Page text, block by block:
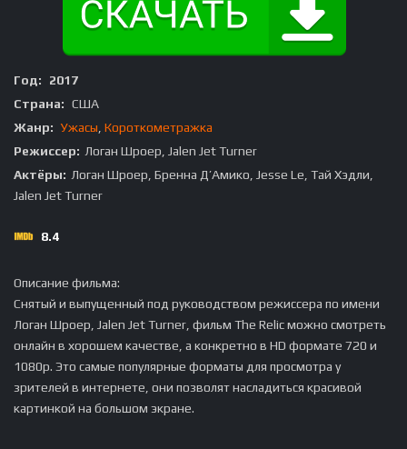
Год:
2017
Страна: США
Жанр: Ужасы Короткометражка
Режиссер: Логан Шроер, Jalen Jet Turner
Актёры: Логан Шроер, Бренна Д’Амико, Jesse Le, Тай Хэдли,
Jalen Jet Turner
8.4
Описание фильма:
Снятый и выпущенный под руководством режиссера по имени
Логан Шроер, Jalen Jet Turner, фильм The Relic можно смотреть
онлайн в хорошем качестве, а конкретно в HD формате 720 и
1080p. Это самые популярные форматы для просмотра у
зрителей в интернете, они позволят насладиться красивой
картинкой на большом экране.